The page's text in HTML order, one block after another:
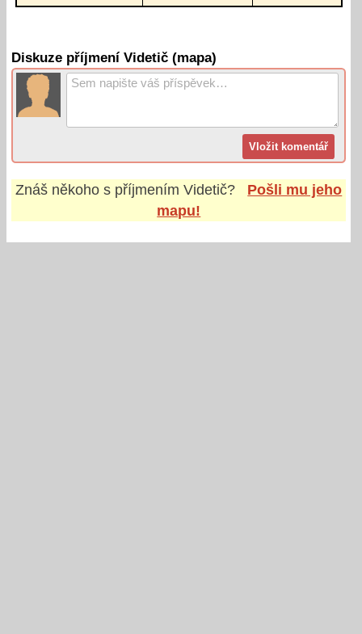
Diskuze příjmení Videtič (mapa)
Znáš někoho s příjmenímVidetič?
Pošli mu jeho
mapu!